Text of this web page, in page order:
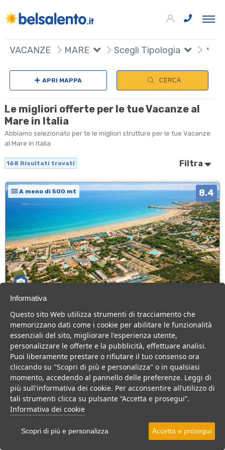
VACANZE MARE Scegli Tipologia
APRI MAPPA CERCA
Le migliori offerte per le tue Vacanze al
Mare in Italia
Abbiamo selezionato per te le migliori strutture per le tue Vacanze
al Mare in Italia
168 Risultati trovati Filtra
A meno di 500 mt 8.4
Puglia > Gargano > Vieste
107 Camere
Villaggio a Vieste, con piscina e animazione, ideale per famiglie
con bambini.
Villaggio Hotel
VEDI SU MAPPA
+
Informativa
Questo sito Web utilizza strumenti di tracciamento che
memorizzano dati come i cookie per abilitare le funzionalità
essenziali del sito, migliorare l'esperienza utente,
personalizzare le offerte e la pubblicità, effettuare analisi.
Puoi liberamente prestare o rifiutare il tuo consenso ora
cliccando su "Scopri di più e personalizza" o in qualsiasi
momento, accedendo al pannello delle preferenze. Leggi di
più sull'informativa dei cookie. Per acconsentire all’utilizzo di
tali strumenti clicca su pulsante “Accetta e prosegui”.
Informativa dei cookie
Scopri di più e personalizza Accetta e prosegui